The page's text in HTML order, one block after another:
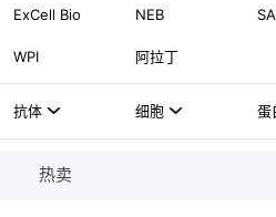
ExCell Bio NEB
WPI 阿拉丁
抗体 细胞 蛋
热卖